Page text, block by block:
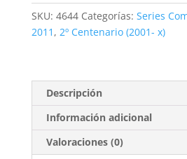
de
la
cantidad
SKU: 4644 Categorías: Series
2011 , 2º Centenario (2001- x)
Descripción
Información adicional
Valoraciones (0)